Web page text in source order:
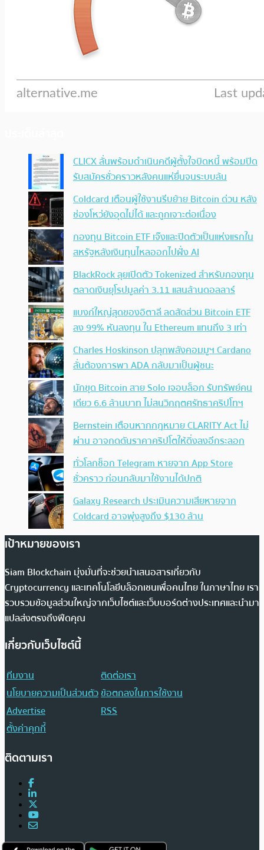
CLICX ลั่นพร้อมดำเนินคดีผู้ตั้งใจบิดหนี้ พร้อมปิด
รับสมัครชั่วคราวหลังคนแห่ยื่นจนระบบล้น
Coldcard เตือนผู้ใช้งานรีบย้าย Bitcoin ด่วน หลัง
ช่องโหว่ยังอุดไม่ได้ และถูกเจาะต่อเนื่อง
กองทุน Bitcoin ETF เจ๊งและปิดตัวเป็นแห่งแรกใน
สหรัฐหลังเงินทุนไหลออกไปฝั่ง AI
BlackRock ลุยเปิดตัว Tokenized สำหรับกองทุน
ตลาดเงินยุโรปมูลค่า 3.11 แสนล้านดอลลาร์
แบงก์ใหญ่สุดของอิตาลี ลดสัดส่วน Bitcoin ETF
ลง 99% หันลงทุน ใน Ethereum แทนถึง 3 เท่า
Charles Hoskinson ปลุกพลังคอมมูฯ Cardano
ลั่นต้องการพา ADA กลับมาเป็นผู้ชนะ
นักขุด Bitcoin สาย Solo เจอบล็อก รับทรัพย์คน
เดียว 6.6 ล้านบาท ไม่สนวิกฤตศรัทธาคริปโทฯ
Bernstein เตือนหากกฎหมาย CLARITY Act ไม่
ผ่าน อาจกดดันราคาคริปโตให้ดิ่งลงอีกระลอก
ทั่วโลกช็อก Telegram หายจาก App Store
ชั่วคราว ก่อนกลับมาใช้งานได้ปกติ
Galaxy Research ประเมินความเสียหายจาก
Coldcard อาจพุ่งสูงถึง $130 ล้าน
เป้าหมายของเรา
Siam Blockchain มุ่งมั่นที่จะช่วยนำเสนอสารเกี่ยวกับ
Cryptocurrency และเทคโนโลยีบล็อกเชนเพื่อคนไทย ในภาษาไทย เรา
รวบรวมข้อมูลส่วนใหญ่จากเว็บไซต์และเว็บบอร์ดต่างประเทศและนำมา
แปลส่งตรงถึงฟีดคุณ
เกี่ยวกับเว็บไซต์นี้
ทีมงาน
ติดต่อเรา
นโยบายความเป็นส่วนตัวข้อตกลงในการใช้งาน
Advertise
RSS
ตั้งค่าคุกกี้
ติดตามเรา